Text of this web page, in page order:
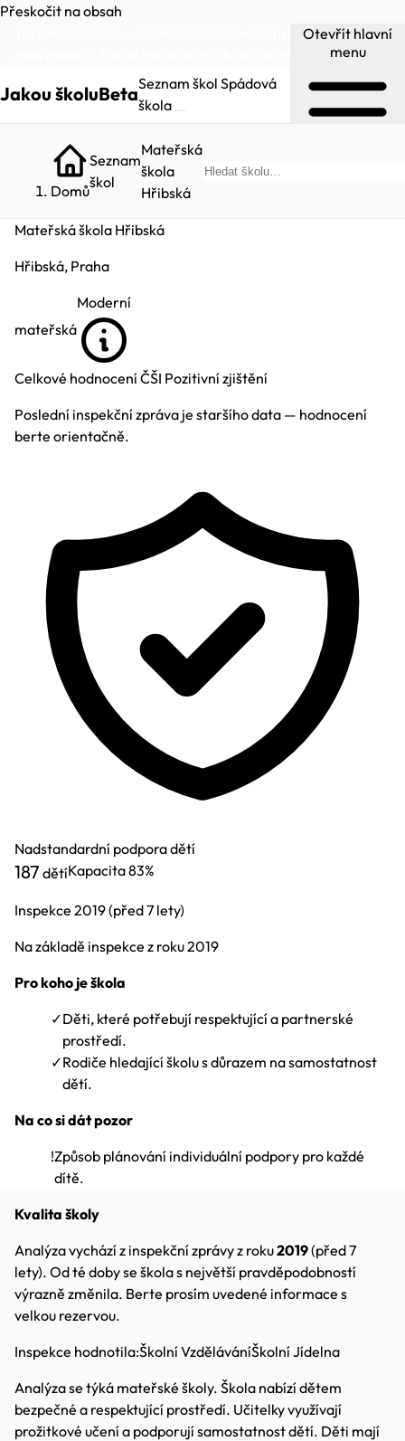
Přeskočit na obsah
Testovací provoz, web může obsahovat chyby a
dejte nám vědět.
Jakou školuBetaSeznam škol Spádová
škola
Otevřít hlavní
menu
Domů
Seznam
škol
Mateřská
škola
Hřibská
Mateřská škola Hřibská
Hřibská, Praha
mateřská
Moderní
Celkové hodnocení ČŠI Pozitivní zjištění
Poslední inspekční zpráva je staršího data — hodnocení
berte orientačně.
Nadstandardní podpora dětí
187 dětíKapacita83%
Inspekce 2019(před 7 lety)
Na základě inspekce z roku 2019
Pro koho je škola
✓Děti, které potřebují respektující a partnerské
prostředí.
✓Rodiče hledající školu s důrazem na samostatnost
dětí.
Na co si dát pozor
!Způsob plánování individuální podpory pro každé
dítě.
Kvalita školy
Analýza vychází z inspekční zprávy z roku2019(před 7
lety). Od té doby se škola s největší pravděpodobností
výrazně změnila. Berte prosím uvedené informace s
velkou rezervou.
Inspekce hodnotila:Školní VzděláváníŠkolní Jídelna
Analýza se týká mateřské školy. Škola nabízí dětem
bezpečné a respektující prostředí. Učitelky využívají
prožitkové učení a podporují samostatnost dětí. Děti mají